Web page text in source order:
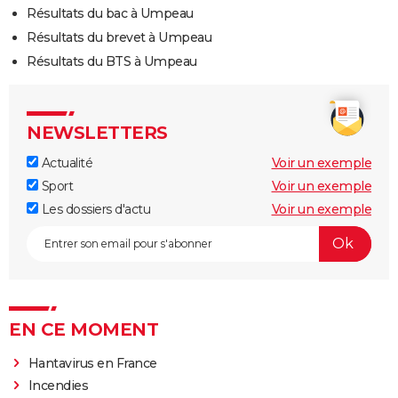
Résultats du bac à Umpeau
Résultats du brevet à Umpeau
Résultats du BTS à Umpeau
NEWSLETTERS
Actualité
Voir un exemple
Sport
Voir un exemple
Les dossiers d'actu
Voir un exemple
EN CE MOMENT
Hantavirus en France
Incendies